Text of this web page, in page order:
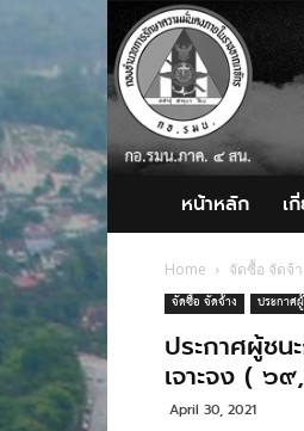
กอ.รมน.ภาค
4
สน.
หน้าหลัก เ
Home จัดซื้อ จัดจ้า
จัดซื้อ จัดจ้าง ประกาศ
ประกาศผู้ชน
เจาะจง ( ๖
April 30, 2021